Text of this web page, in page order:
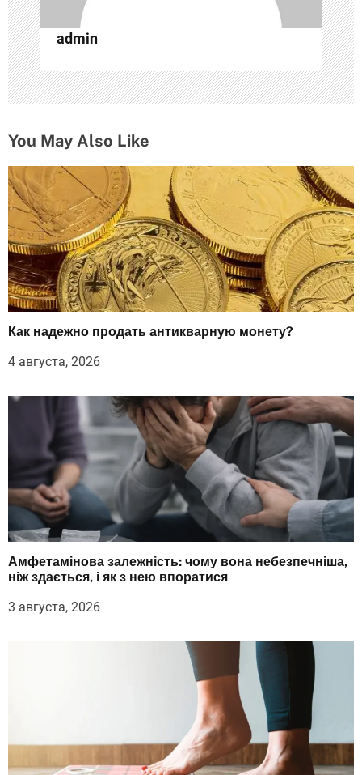
с
я
м
admin
You May Also Like
Как надежно продать антикварную монету?
4 августа, 2026
Амфетамінова залежність: чому вона небезпечніша,
ніж здається, і як з нею впоратися
3 августа, 2026